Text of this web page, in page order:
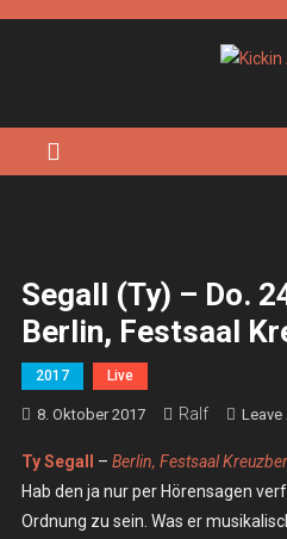
Segall (Ty) – Do.
Berlin, Festsaal
2017 Live
8. Oktober 2017 Ralf Leave
Ty Segall – Berlin, Festsaal
Hab den ja nur per Hörensagen
Ordnung zu sein. Was er